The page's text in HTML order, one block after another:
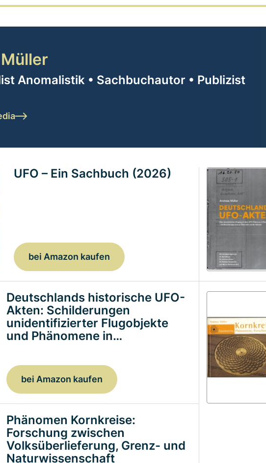
Müller
Anomalistik • Sachbuchautor • Publizist
UFO – Ein Sachbuch (2026)
bei Amazon kaufen
Deutschlands historische UFO-
Akten: Schilderungen
unidentifizierter Flugobjekte
und Phänomene in…
bei Amazon kaufen
Phänomen Kornkreise:
Forschung zwischen
Volksüberlieferung, Grenz- und
Naturwissenschaft